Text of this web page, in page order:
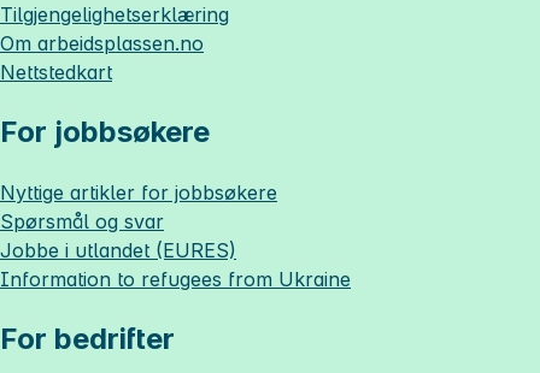
Tilgjengelighetserklæring
Om arbeidsplassen.no
Nettstedkart
For jobbsøkere
Nyttige artikler for jobbsøkere
Spørsmål og svar
Jobbe i utlandet (EURES)
Information to refugees from Ukraine
For bedrifter